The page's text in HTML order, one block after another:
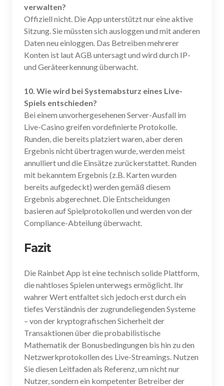
verwalten?
Offiziell nicht. Die App unterstützt nur eine aktive
Sitzung. Sie müssten sich ausloggen und mit anderen
Daten neu einloggen. Das Betreiben mehrerer
Konten ist laut AGB untersagt und wird durch IP-
und Geräteerkennung überwacht.
10. Wie wird bei Systemabsturz eines Live-
Spiels entschieden?
Bei einem unvorhergesehenen Server-Ausfall im
Live-Casino greifen vordefinierte Protokolle.
Runden, die bereits platziert waren, aber deren
Ergebnis nicht übertragen wurde, werden meist
annulliert und die Einsätze zurückerstattet. Runden
mit bekanntem Ergebnis (z.B. Karten wurden
bereits aufgedeckt) werden gemäß diesem
Ergebnis abgerechnet. Die Entscheidungen
basieren auf Spielprotokollen und werden von der
Compliance-Abteilung überwacht.
Fazit
Die Rainbet App ist eine technisch solide Plattform,
die nahtloses Spielen unterwegs ermöglicht. Ihr
wahrer Wert entfaltet sich jedoch erst durch ein
tiefes Verständnis der zugrundeliegenden Systeme
– von der kryptografischen Sicherheit der
Transaktionen über die probabilistische
Mathematik der Bonusbedingungen bis hin zu den
Netzwerkprotokollen des Live-Streamings. Nutzen
Sie diesen Leitfaden als Referenz, um nicht nur
Nutzer, sondern ein kompetenter Betreiber der